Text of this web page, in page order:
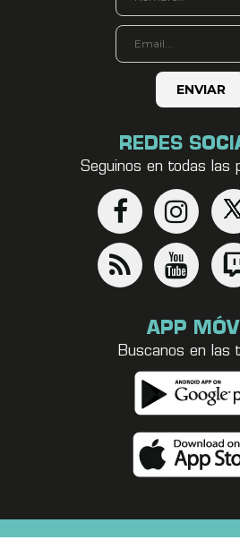
REDES
Seguinos en todas las
APP
Buscanos en las